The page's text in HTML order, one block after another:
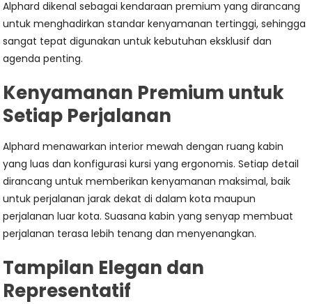
Alphard dikenal sebagai kendaraan premium yang dirancang
untuk menghadirkan standar kenyamanan tertinggi, sehingga
sangat tepat digunakan untuk kebutuhan eksklusif dan
agenda penting.
Kenyamanan Premium untuk
Setiap Perjalanan
Alphard menawarkan interior mewah dengan ruang kabin
yang luas dan konfigurasi kursi yang ergonomis. Setiap detail
dirancang untuk memberikan kenyamanan maksimal, baik
untuk perjalanan jarak dekat di dalam kota maupun
perjalanan luar kota. Suasana kabin yang senyap membuat
perjalanan terasa lebih tenang dan menyenangkan.
Tampilan Elegan dan
Representatif